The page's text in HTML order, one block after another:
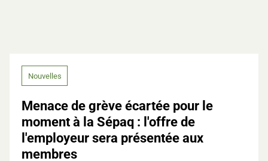
Nouvelles
Menace de grève écartée pour le
moment à la Sépaq : l'offre de
l'employeur sera présentée aux
membres